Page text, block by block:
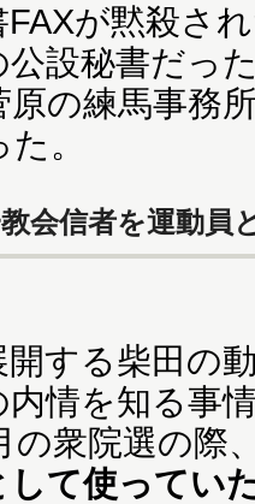
が黙殺さ
公設秘書だっ
の練馬事務
。
会信者を運動員
する柴田の
情を知る事
の衆院選の際
して使ってい